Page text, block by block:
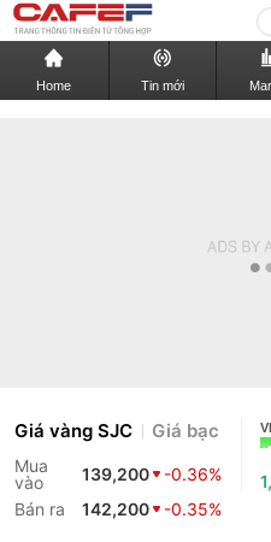
Home Tin mới
Giá vàng SJC Giá bạc
Mua
vào
139,200
-0.36%
Bán ra
142,200 -0.35%